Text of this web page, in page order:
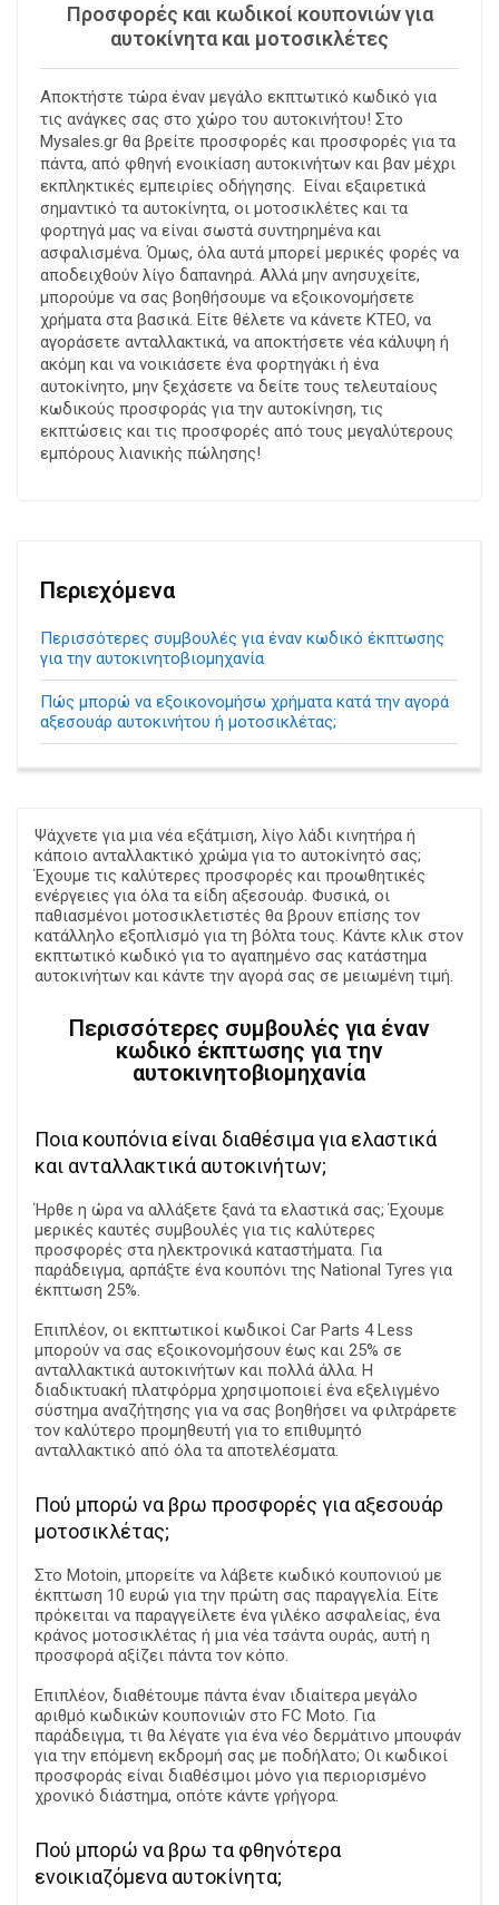
Προσφορές και κωδικοί κουπονιών για
αυτοκίνητα και μοτοσικλέτες
Αποκτήστε τώρα έναν μεγάλο εκπτωτικό κωδικό για
τις ανάγκες σας στο χώρο του αυτοκινήτου! Στο
Mysales.gr θα βρείτε προσφορές και προσφορές για τα
πάντα, από φθηνή ενοικίαση αυτοκινήτων και βαν μέχρι
εκπληκτικές εμπειρίες οδήγησης. Είναι εξαιρετικά
σημαντικό τα αυτοκίνητα, οι μοτοσικλέτες και τα
φορτηγά μας να είναι σωστά συντηρημένα και
ασφαλισμένα. Όμως, όλα αυτά μπορεί μερικές φορές να
αποδειχθούν λίγο δαπανηρά. Αλλά μην ανησυχείτε,
μπορούμε να σας βοηθήσουμε να εξοικονομήσετε
χρήματα στα βασικά. Είτε θέλετε να κάνετε ΚΤΕΟ, να
αγοράσετε ανταλλακτικά, να αποκτήσετε νέα κάλυψη ή
ακόμη και να νοικιάσετε ένα φορτηγάκι ή ένα
αυτοκίνητο, μην ξεχάσετε να δείτε τους τελευταίους
κωδικούς προσφοράς για την αυτοκίνηση, τις
εκπτώσεις και τις προσφορές από τους μεγαλύτερους
εμπόρους λιανικής πώλησης!
Περιεχόμενα
Περισσότερες συμβουλές για έναν κωδικό έκπτωσης
για την αυτοκινητοβιομηχανία
Πώς μπορώ να εξοικονομήσω χρήματα κατά την αγορά
αξεσουάρ αυτοκινήτου ή μοτοσικλέτας;
Ψάχνετε για μια νέα εξάτμιση, λίγο λάδι κινητήρα ή
κάποιο ανταλλακτικό χρώμα για το αυτοκίνητό σας;
Έχουμε τις καλύτερες προσφορές και προωθητικές
ενέργειες για όλα τα είδη αξεσουάρ. Φυσικά, οι
παθιασμένοι μοτοσικλετιστές θα βρουν επίσης τον
κατάλληλο εξοπλισμό για τη βόλτα τους. Κάντε κλικ στον
εκπτωτικό κωδικό για το αγαπημένο σας κατάστημα
αυτοκινήτων και κάντε την αγορά σας σε μειωμένη τιμή.
Περισσότερες συμβουλές για έναν
κωδικό έκπτωσης για την
αυτοκινητοβιομηχανία
Ποια κουπόνια είναι διαθέσιμα για ελαστικά
και ανταλλακτικά αυτοκινήτων;
Ήρθε η ώρα να αλλάξετε ξανά τα ελαστικά σας; Έχουμε
μερικές καυτές συμβουλές για τις καλύτερες
προσφορές στα ηλεκτρονικά καταστήματα. Για
παράδειγμα, αρπάξτε ένα κουπόνι της National Tyres για
έκπτωση 25%.
Επιπλέον, οι εκπτωτικοί κωδικοί Car Parts 4 Less
μπορούν να σας εξοικονομήσουν έως και 25% σε
ανταλλακτικά αυτοκινήτων και πολλά άλλα. Η
διαδικτυακή πλατφόρμα χρησιμοποιεί ένα εξελιγμένο
σύστημα αναζήτησης για να σας βοηθήσει να φιλτράρετε
τον καλύτερο προμηθευτή για το επιθυμητό
ανταλλακτικό από όλα τα αποτελέσματα.
Πού μπορώ να βρω προσφορές για αξεσουάρ
μοτοσικλέτας;
Στο Motoin, μπορείτε να λάβετε κωδικό κουπονιού με
έκπτωση 10 ευρώ για την πρώτη σας παραγγελία. Είτε
πρόκειται να παραγγείλετε ένα γιλέκο ασφαλείας, ένα
κράνος μοτοσικλέτας ή μια νέα τσάντα ουράς, αυτή η
προσφορά αξίζει πάντα τον κόπο.
Επιπλέον, διαθέτουμε πάντα έναν ιδιαίτερα μεγάλο
αριθμό κωδικών κουπονιών στο FC Moto. Για
παράδειγμα, τι θα λέγατε για ένα νέο δερμάτινο μπουφάν
για την επόμενη εκδρομή σας με ποδήλατο; Οι κωδικοί
προσφοράς είναι διαθέσιμοι μόνο για περιορισμένο
χρονικό διάστημα, οπότε κάντε γρήγορα.
Πού μπορώ να βρω τα φθηνότερα
ενοικιαζόμενα αυτοκίνητα;